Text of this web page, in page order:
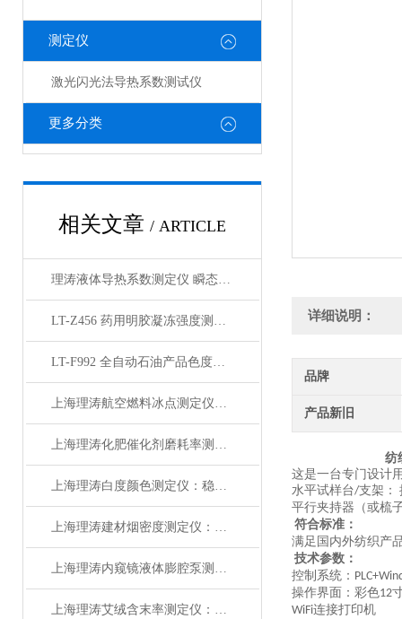
测定仪
激光闪光法导热系数测试仪
更多分类
相关文章 / ARTICLE
理涛液体导热系数测定仪 瞬态热线法
LT-Z456 药用明胶凝冻强度测定仪 专业生产
LT-F992 全自动石油产品色度测定仪 质量保证
上海理涛航空燃料冰点测定仪：以创新科技护航航空安全
上海理涛化肥催化剂磨耗率测定仪：以性能稳定护航催化效率
上海理涛白度颜色测定仪：稳定性好
上海理涛建材烟密度测定仪：精准测试
上海理涛内窥镜液体膨腔泵测定仪：质量保证
上海理涛艾绒含末率测定仪：精准测量
详细说明：
品牌
产品新旧
纺
这是一台专门设计
水平试样台/支架：
平行夹持器（或梳
符合标准：
满足国内外纺织产
技术参数：
控制系统：
操作界面：彩色12
WiFi连接打印机